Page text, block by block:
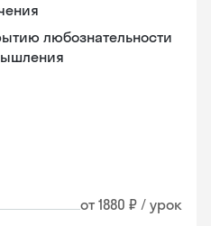
любознательности
от 1880 ₽ / урок